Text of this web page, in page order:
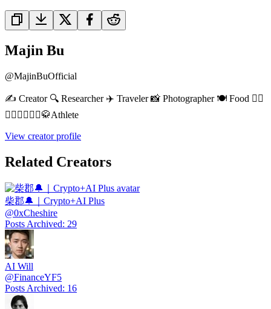
Majin Bu
@MajinBuOfficial
✍️ Creator 🔍 Researcher ✈️ Traveler 📸 Photographer 🍽️ Food 🤸‍♂️
🏋️‍♂️🚵‍♀️🏃‍♂️🥋Athlete
View creator profile
Related Creators
柴郡🔔｜Crypto+AI Plus
@0xCheshire
Posts Archived: 29
AI Will
@FinanceYF5
Posts Archived: 16